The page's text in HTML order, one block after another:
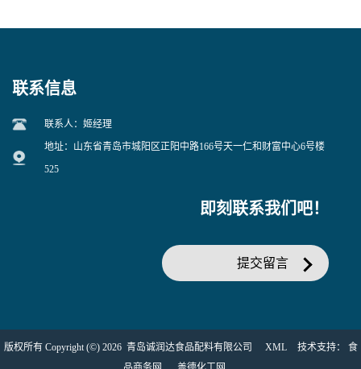
联系信息
联系人：姬经理
地址：山东省青岛市城阳区正阳中路166号天一仁和财富中心6号楼
525
即刻联系我们吧！
提交留言
版权所有 Copyright (©) 2026 青岛诚润达食品配料有限公司 XML 技术支持： 食